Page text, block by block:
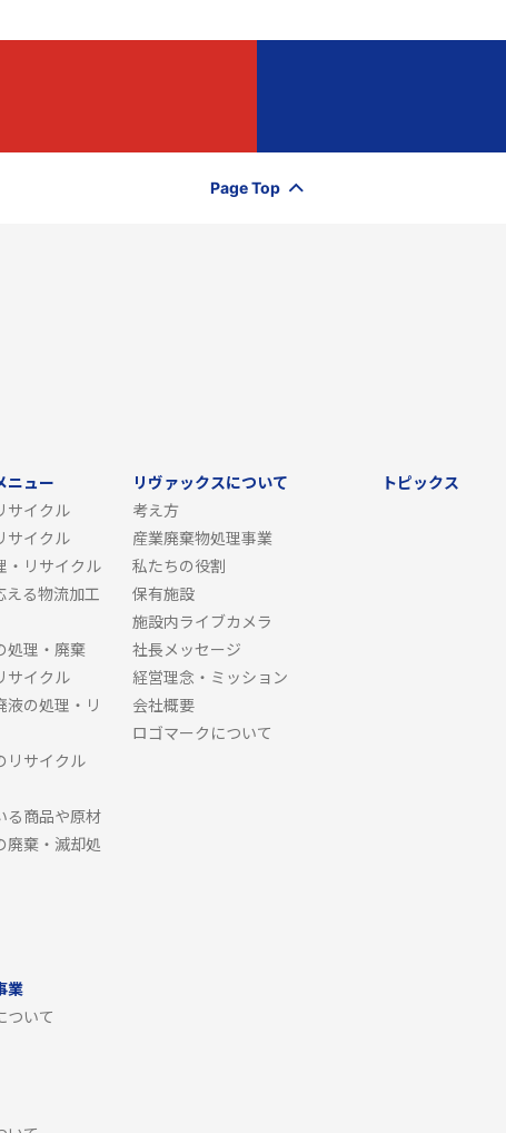
Page Top
ニュー
サイクル
サイクル
・リサイクル
える物流加工
処理・廃棄
サイクル
液の処理・リ
リサイクル
る商品や原材
廃棄・滅却処
業
ついて
リヴァックスについて
考え方
産業廃棄物処理事業
私たちの役割
保有施設
施設内ライブカメラ
社長メッセージ
経営理念・ミッション
会社概要
ロゴマークについて
トピックス